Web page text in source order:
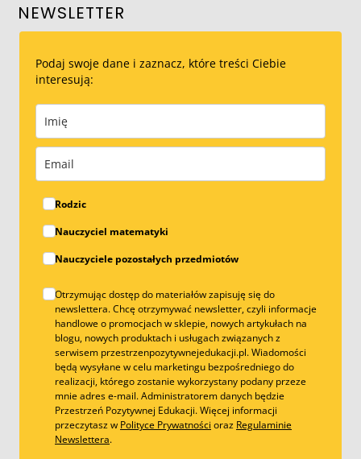
NEWSLETTER
Podaj swoje dane i zaznacz, które treści Ciebie
interesują:
Rodzic
Nauczyciel matematyki
Nauczyciele pozostałych przedmiotów
Otrzymując dostęp do materiałów zapisuję się do
newslettera. Chcę otrzymywać newsletter, czyli informacje
handlowe o promocjach w sklepie, nowych artykułach na
blogu, nowych produktach i usługach związanych z
serwisem przestrzenpozytywnejedukacji.pl. Wiadomości
będą wysyłane w celu marketingu bezpośredniego do
realizacji, którego zostanie wykorzystany podany przeze
mnie adres e-mail. Administratorem danych będzie
Przestrzeń Pozytywnej Edukacji. Więcej informacji
przeczytasz w Polityce Prywatności oraz Regulaminie
Newslettera.